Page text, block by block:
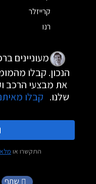
קרייזלר
רנו
מעוניינים
הנכון. קבלו
את מבצעי הרכב
שלנו. קבלו
התקשרו או
שתף